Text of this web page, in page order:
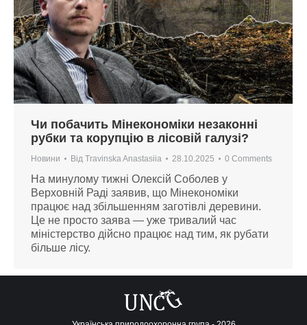
Чи побачить Мінекономіки незаконні
рубки та корупцію в лісовій галузі?
Новини Від Travinska Anastasiia 28.10.2025 0 Comments
На минулому тижні Олексій Соболев у
Верховній Раді заявив, що Мінекономіки
працює над збільшенням заготівлі деревини.
Це не просто заява — уже тривалий час
міністерство дійсно працює над тим, як рубати
більше лісу.